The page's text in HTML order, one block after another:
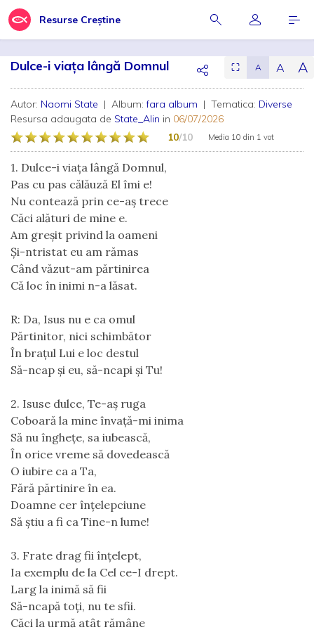
Resurse Creștine
Dulce-i viața lângă Domnul ⛶ A A A
Autor: Naomi State | Album:fara album | Tematica: Diverse
Resursa adaugata de State_Alin in 06/07/2026
10/10 Media 10 din 1 vot
1. Dulce-i viața lângă Domnul,
Pas cu pas călăuză El îmi e!
Nu contează prin ce-aș trece
Căci alături de mine e.
Am greșit privind la oameni
Și-ntristat eu am rămas
Când văzut-am părtinirea
Că loc în inimi n-a lăsat.
R: Da, Isus nu e ca omul
Părtinitor, nici schimbător
În brațul Lui e loc destul
Să-ncap și eu, să-ncapi și Tu!
2. Isuse dulce, Te-aș ruga
Coboară la mine învață-mi inima
Să nu înghețe, sa iubească,
În orice vreme să dovedească
O iubire ca a Ta,
Fără părtinire în ea.
Doamne cer înțelepciune
Să știu a fi ca Tine-n lume!
3. Frate drag fii înțelept,
Ia exemplu de la Cel ce-I drept.
Larg la inimă să fii
Să-ncapă toți, nu te sfii.
Căci la urmă atât rămâne